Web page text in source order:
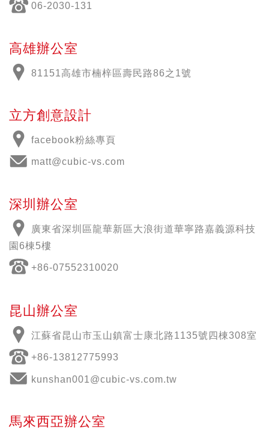
06-2030-131
高雄辦公室
81151高雄市楠梓區壽民路86之1號
立方創意設計
facebook粉絲專頁
matt@cubic-vs.com
深圳辦公室
廣東省深圳區龍華新區大浪街道華寧路嘉義源科技
園6棟5樓
+86-07552310020
昆山辦公室
江蘇省昆山市玉山鎮富士康北路1135號四棟308室
+86-13812775993
kunshan001@cubic-vs.com.tw
馬來西亞辦公室